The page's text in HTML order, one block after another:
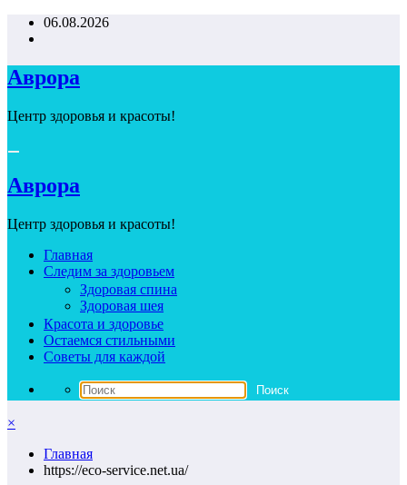
Перейти06.08.2026
Аврора
Центр здоровья и красоты!
Аврора
Центр здоровья и красоты!
Главная
Следим за здоровьем
Здоровая спина
Здоровая шея
Красота и здоровье
Остаемся стильными
Советы для каждой
×
Главная
https://eco-service.net.ua/